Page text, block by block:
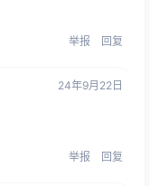
举报 回复
24年9月22日
举报 回复